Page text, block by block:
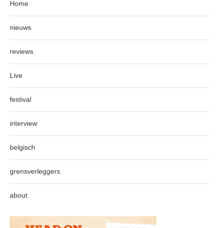
Home
nieuws
reviews
Live
festival
interview
belgisch
grensverleggers
about